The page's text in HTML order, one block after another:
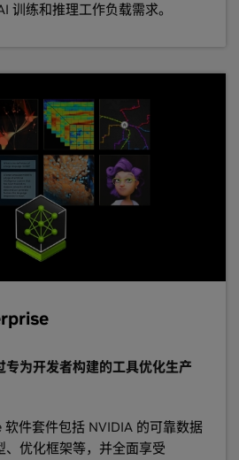
训练和推理工作负载需求。
专为开发者构建的工具优化生产
件套件包括 NVIDIA 的可靠数据
、优化框架等，并全面享受